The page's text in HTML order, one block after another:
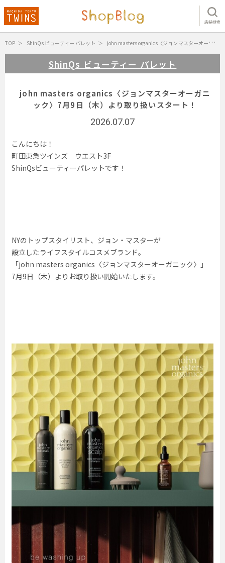
店舗検索
TOP ShinQs ビューティー パレット john masters organics〈ジョンマスターオーガニック〉7月9日（木）より取り扱いスタート！
ShinQs ビューティー パレット
john masters organics〈ジョンマスターオーガニ
ック〉7月9日（木）より取り扱いスタート！
2026.07.07
こんにちは！
町田東急ツインズ ウエスト3F
ShinQsビューティーパレットです！
NYのトップスタイリスト、ジョン・マスターが
設立したライフスタイルコスメブランド。
「john masters organics〈ジョンマスターオーガニック〉」
7月9日（木）よりお取り扱い開始いたします。